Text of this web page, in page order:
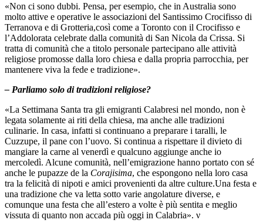
«Non ci sono dubbi. Pensa, per esempio, che in Australia sono
molto attive e operative le associazioni del Santissimo Crocifisso di
Terranova e di Grotteria,così come a Toronto con il Crocifisso e
l’Addolorata celebrate dalla comunità di San Nicola da Crissa. Si
tratta di comunità che a titolo personale partecipano alle attività
religiose promosse dalla loro chiesa e dalla propria parrocchia, per
mantenere viva la fede e tradizione».
– Parliamo solo di tradizioni religiose?
«La Settimana Santa tra gli emigranti Calabresi nel mondo, non è
legata solamente ai riti della chiesa, ma anche alle tradizioni
culinarie. In casa, infatti si continuano a preparare i taralli, le
Cuzzupe, il pane con l’uovo. Si continua a rispettare il divieto di
mangiare la carne al venerdì e qualcuno aggiunge anche io
mercoledì. Alcune comunità, nell’emigrazione hanno portato con sé
anche le pupazze de la Corajisima, che espongono nella loro casa
tra la felicità di nipoti e amici provenienti da altre culture.Una festa e
una tradizione che va letta sotto varie angolature diverse, e
comunque una festa che all’estero a volte è più sentita e meglio
vissuta di quanto non accada più oggi in Calabria». ν